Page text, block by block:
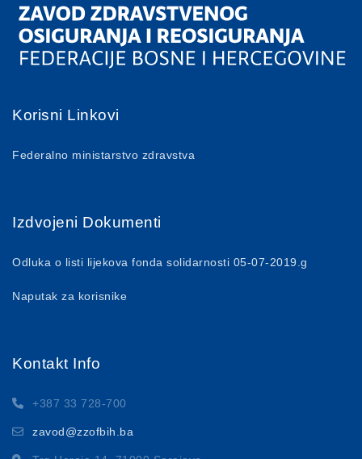
Korisni Linkovi
Federalno ministarstvo zdravstva
Izdvojeni Dokumenti
Odluka o listi lijekova fonda solidarnosti 05-07-2019.g
Naputak za korisnike
Kontakt Info
+387 33 728-700
zavod@zzofbih.ba